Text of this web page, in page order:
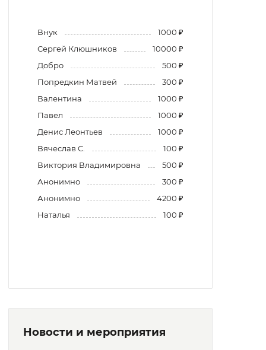
Внук
1000 ₽
Сергей Клюшников
10000 ₽
Добро
500 ₽
Попредкин Матвей
300 ₽
Валентина
1000 ₽
Павел
1000 ₽
Денис Леонтьев
1000 ₽
Вячеслав С.
100 ₽
Виктория Владимировна
500 ₽
Анонимно
300 ₽
Анонимно
4200 ₽
Наталья
100 ₽
Новости и мероприятия